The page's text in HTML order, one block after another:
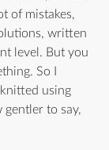
of mistakes,
written
level. But you
So I
using
to say,